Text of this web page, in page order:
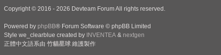
Copyright © 2016 - 2026 Devteam Forum All rights reserved.
Powered by phpBB® Forum Software © phpBB Limited
Style we_clearblue created by INVENTEA & nextgen
正體中文語系由 竹貓星球 維護製作